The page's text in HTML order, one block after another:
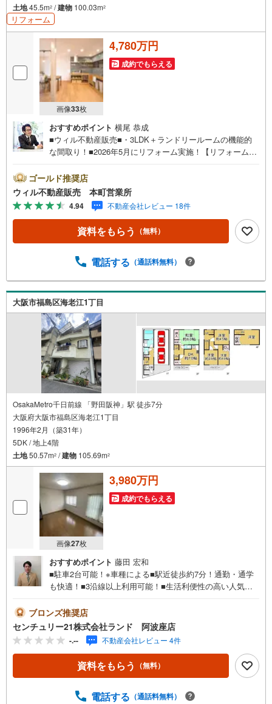
土地45.5m2 /建物 100.03m2
リフォーム
画像33枚
4,780万円
成約でもらえる
おすすめポイント 横尾 恭成
■ウィル不動産販売■・3LDK＋ランドリールームの機能的
な間取り！■2026年5月にリフォーム実施！【リフォーム内
ローリング張替え・外壁塗装など。■通勤・通学に便利なア
クセス！■小学校徒歩2分で通学！子育て世帯にうれしい環
境！■角地につき採光・通風良好！■軽量鉄骨造3階建ての3
LDK！■南西と南東が接道！陽当たり・風通し良好！■広い
洗面室！換気窓付き！■浴室にも窓ありで湿気対策◎！■プ
ライバシー性の高い2階リビング！ゆとりの約16帖の広さで
台分（車種による）の車庫！車を雨風から守れます！【弊
キングまでご案内致しますので、担当者にお声がけくださ
い。■キッズスペースもございますので、小さなお子様がい
らっしゃるご家庭もお気軽にご来場ください！【営業日】
定休日はございません。水曜日も営業しております。
ゴールド推奨店
ウィル不動産販売 本町営業所
4.94 不動産会社レビュー 18件
資料をもらう （無料）
電話する （通話料無料）
大阪市福島区海老江1丁目
OsakaMetro千日前線 「野田阪神」駅 徒歩7分
大阪府大阪市福島区海老江1丁目
1996年2月（築31年）
5DK / 地上4階
土地50.57m2 /建物 105.69m2
画像27枚
3,980万円
成約でもらえる
おすすめポイント 藤田 宏和
■駐車2台可能！※車種による■駅近徒歩約7分！通勤・通学
も快適！■3沿線以上利用可能！■生活利便性の高い人気エ
めのエリアです！お気軽にお問い合わせください！＜セン
チュリー21ランドについて＞●センチュリー21ランド阿波
座店は・・・ お客様のニーズに寄り添い、大切なお住ま
いのご購入に最後まで伴走いたします！●リフォームのご相
談も承っております。●購入・売却・ローンのご相談・・・
なんでもお気軽にご相談くださいませ！〇大阪メトロ千日
時間:10:00～20:00（火曜日・水曜日定休日※祝日は営業）
ブロンズ推奨店
センチュリー21株式会社ランド 阿波座店
-.-- 不動産会社レビュー 4件
資料をもらう （無料）
電話する （通話料無料）